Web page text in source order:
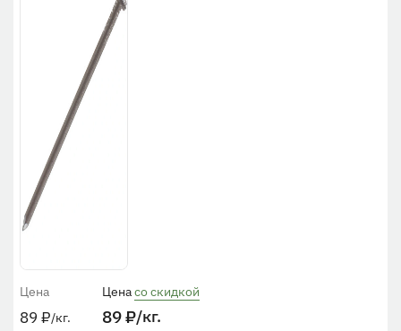
Цена
89 ₽/кг.
Ценасо скидкой
89₽/кг.